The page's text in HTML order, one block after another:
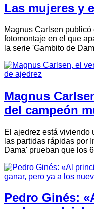
Las mujeres y
Magnus Carlsen
fotomontaje en el que
la serie 'Gambito de
Magnus
del campeón
El ajedrez está viviendo
las partidas rápidas por
Dama' prueban que los
Pedro Ginés: